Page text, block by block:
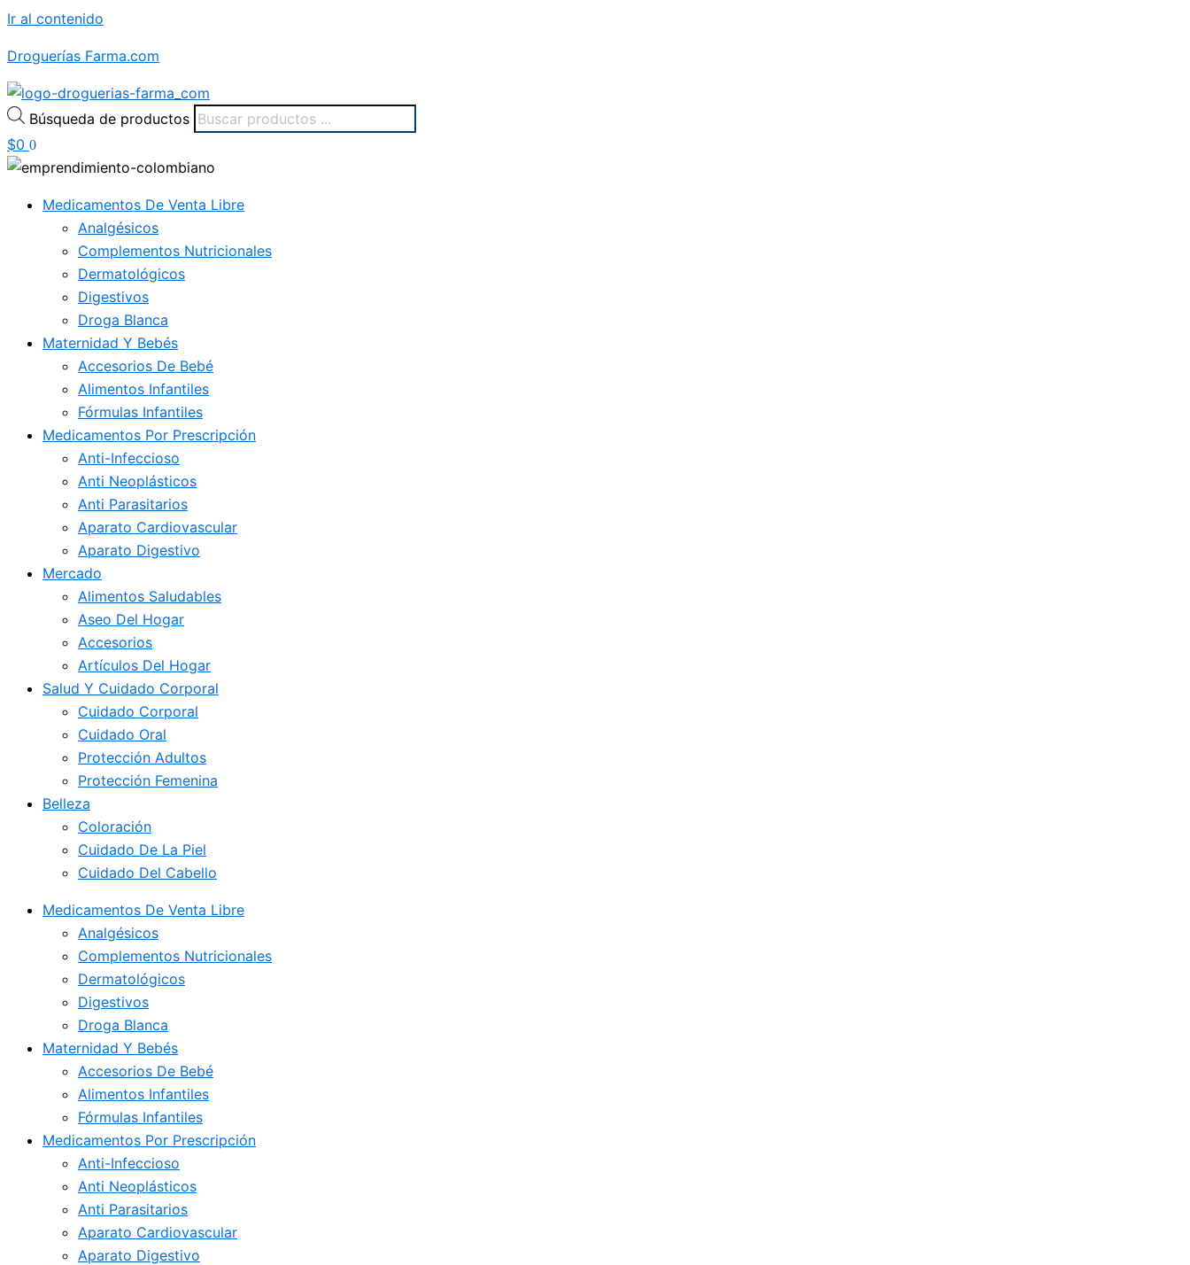
Ir al contenido
Droguerías Farma.com
Búsqueda de productos
$0 0
Medicamentos De Venta Libre
Analgésicos
Complementos Nutricionales
Dermatológicos
Digestivos
Droga Blanca
Maternidad Y Bebés
Accesorios De Bebé
Alimentos Infantiles
Fórmulas Infantiles
Medicamentos Por Prescripción
Anti-Infeccioso
Anti Neoplásticos
Anti Parasitarios
Aparato Cardiovascular
Aparato Digestivo
Mercado
Alimentos Saludables
Aseo Del Hogar
Accesorios
Artículos Del Hogar
Salud Y Cuidado Corporal
Cuidado Corporal
Cuidado Oral
Protección Adultos
Protección Femenina
Belleza
Coloración
Cuidado De La Piel
Cuidado Del Cabello
Medicamentos De Venta Libre
Analgésicos
Complementos Nutricionales
Dermatológicos
Digestivos
Droga Blanca
Maternidad Y Bebés
Accesorios De Bebé
Alimentos Infantiles
Fórmulas Infantiles
Medicamentos Por Prescripción
Anti-Infeccioso
Anti Neoplásticos
Anti Parasitarios
Aparato Cardiovascular
Aparato Digestivo